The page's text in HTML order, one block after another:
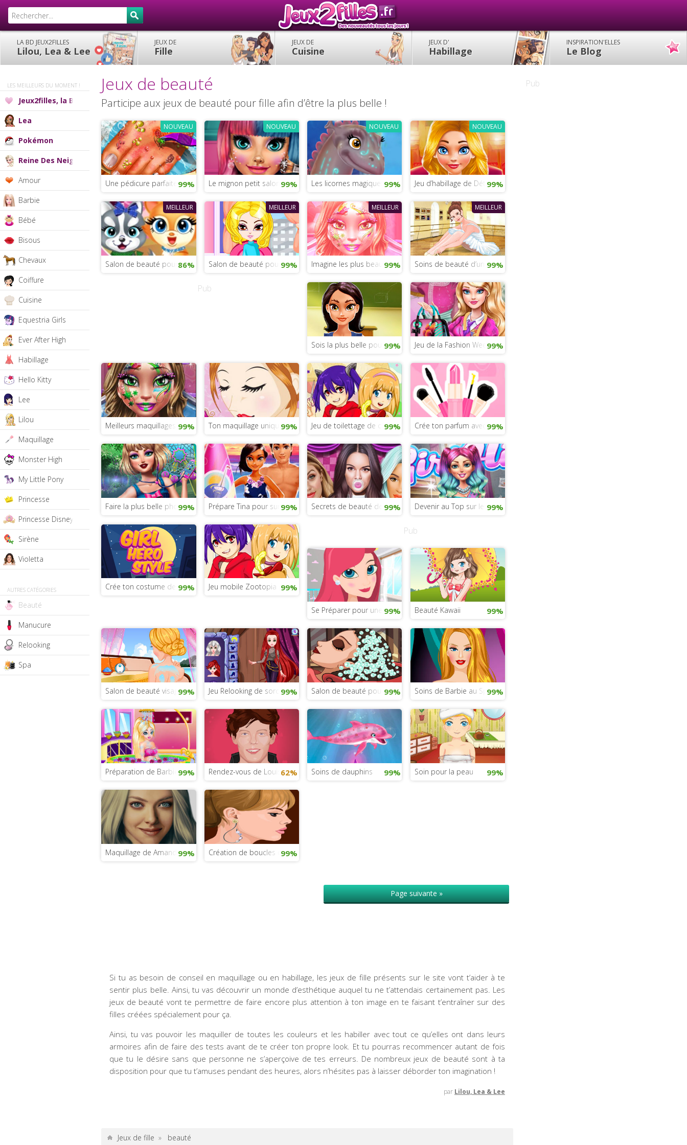
LA BD JEUX2FILLES
Lilou, Lea & Lee
JEUX DE
Fille
JEUX DE
Cuisine
JEUX D'
Habillage
INSPIRATION'ELLES
Le Blog
LES MEILLEURS DU MOMENT !
Jeux2filles, la BD
Lea
Pokémon
Reine Des Neiges
Amour
Barbie
Bébé
Bisous
Chevaux
Coiffure
Cuisine
Equestria Girls
Ever After High
Habillage
Hello Kitty
Lee
Lilou
Maquillage
Monster High
My Little Pony
Princesse
Princesse Disney
Sirène
Violetta
AUTRES CATÉGORIES
Beauté
Manucure
Relooking
Spa
Jeux de beauté
Participe aux jeux de beauté pour fille afin d’être la plus belle !
NOUVEAU
Une pédicure parfaite pour les princesses Disney
99%
NOUVEAU
Le mignon petit salon de beauté de Cindy
99%
NOUVEAU
Les licornes magiques99%
NOUVEAU
Jeu d’habillage de Détective Nina
99%
MEILLEUR
Salon de beauté pour animaux de compagnie
86%
MEILLEUR
Salon de beauté pour petites filles
99%
MEILLEUR
Imagine les plus beaux maquillages d’hiver
99%
MEILLEUR
Soins de beauté d’une danseuse
99%
Pub
Sois la plus belle pour la rentrée
99% Jeu de la Fashion Week Paris 2019
99%
Meilleurs maquillages d’hiver
99% Ton maquillage unique99% Jeu de toilettage de chatons
99% Crée ton parfum avec la princesse Ariel
99%
Faire la plus belle photo de profil Instagram
99% Prépare Tina pour surfer cet été
99% Secrets de beauté des soeurs Jenner
99% Devenir au Top sur les magazines
99%
Crée ton costume des indestructibles 2
99% Jeu mobile Zootopia pour filles
99%
Pub
Se Préparer pour une Fête
99% Beauté Kawaii 99%
Salon de beauté visage et corps
99% Jeu Relooking de sorcière
99% Salon de beauté pour stars
99% Soins de Barbie au Spa99%
Préparation de Barbie pour la plage
99% Rendez-vous de Louis Tomlinson
62% Soins de dauphins 99% Soin pour la peau 99%
Maquillage de Amanda Seyfried
99% Création de boucles d’oreilles
99%
Page suivante »
Pub
Si tu as besoin de conseil en maquillage ou en habillage, les jeux de fille présents sur le site vont t’aider à te
sentir plus belle. Ainsi, tu vas découvrir un monde d’esthétique auquel tu ne t’attendais certainement pas. Les
jeux de beauté vont te permettre de faire encore plus attention à ton image en te faisant t’entraîner sur des
filles créées spécialement pour ça.
Ainsi, tu vas pouvoir les maquiller de toutes les couleurs et les habiller avec tout ce qu’elles ont dans leurs
armoires afin de faire des tests avant de te créer ton propre look. Et tu pourras recommencer autant de fois
que tu le désire sans que personne ne s’aperçoive de tes erreurs. De nombreux jeux de beauté sont à ta
disposition pour que tu t’amuses pendant des heures, alors n’hésites pas à laisser déborder ton imagination !
par Lilou, Lea & Lee
Jeux de fille » beauté